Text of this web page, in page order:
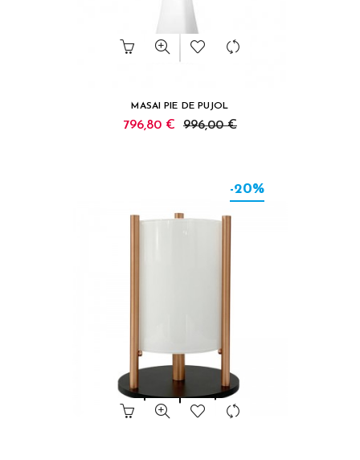
MASAI PIE DE PUJOL
796,80 € 996,00 €
-20%